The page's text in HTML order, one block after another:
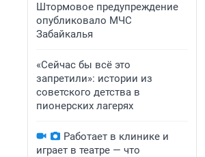
Штормовое предупреждение
опубликовало МЧС
Забайкалья
«Сейчас бы всё это
запретили»: истории из
советского детства в
пионерских лагерях
Работает в клинике и
играет в театре — что